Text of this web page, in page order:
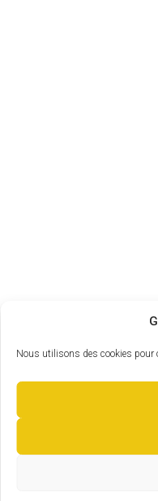
Nous utilisons des cookies pour